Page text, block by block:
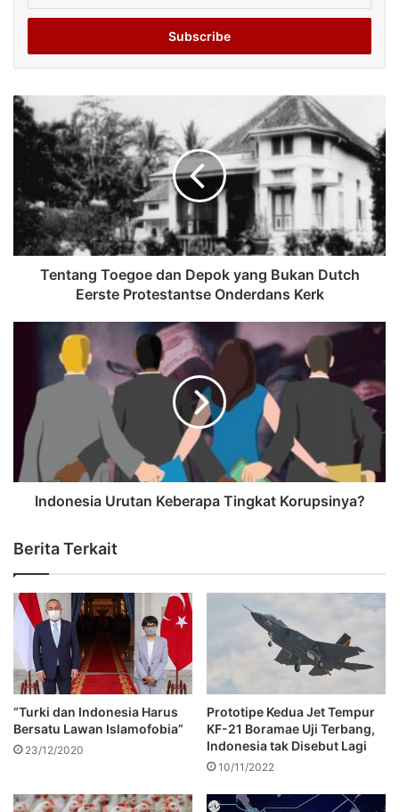
Email
Tentang Toegoe dan Depok yang Bukan Dutch
Eerste Protestantse Onderdans Kerk
Indonesia Urutan Keberapa Tingkat Korupsinya?
Berita Terkait
“Turki dan Indonesia Harus
Bersatu Lawan Islamofobia”
23/12/2020
Prototipe Kedua Jet Tempur
KF-21 Boramae Uji Terbang,
Indonesia tak Disebut Lagi
10/11/2022